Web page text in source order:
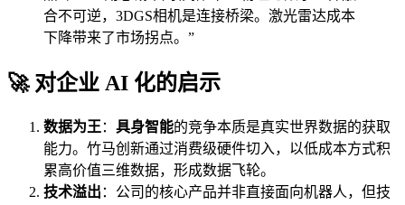
合不可逆，3DGS相机是连接桥梁。激光雷达成本
下降带来了市场拐点。”
🚀 对企业 AI 化的启示
数据为王 ： 具身智能的竞争本质是真实世界数据的获取
能力。竹马创新通过消费级硬件切入，以低成本方式积
累高价值三维数据，形成数据飞轮。
技术溢出 ：公司的核心产品并非直接面向机器人，但技